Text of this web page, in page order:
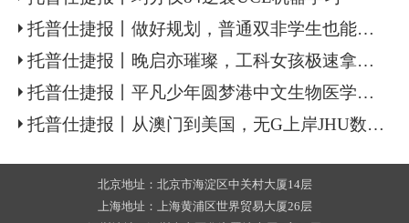
托普仕捷报丨做好规划，普通双非学生也能逆袭UCL
托普仕捷报丨晚启亦璀璨，工科女孩极速拿下港新名校计算机硕士
托普仕捷报丨平凡少年圆梦港中文生物医学工程硕士
托普仕捷报丨从澳门到美国，无G上岸JHU数据科学+港大商分
北京地址：北京市海淀区中关村大厦14层
上海地址：上海黄浦区世界贸易大厦26层